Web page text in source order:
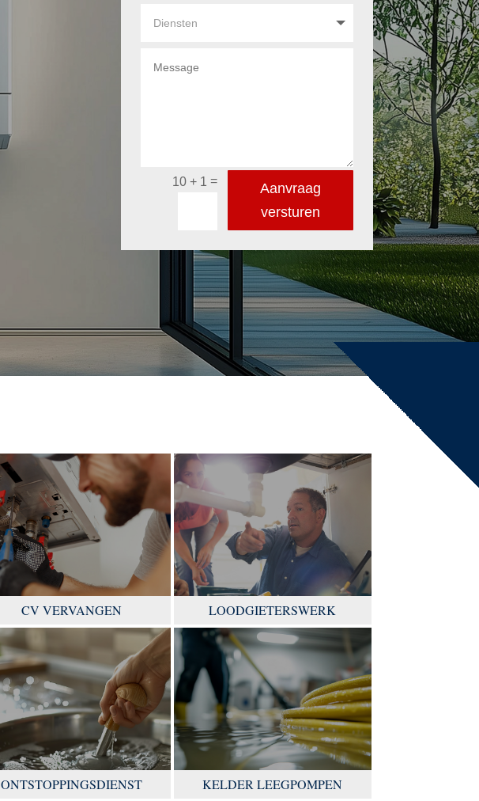
10 + 1 =
Aanvraag
versturen
CV VERVANGEN LOODGIETERSWERK
ONTSTOPPINGSDIENST KELDER LEEGPOMPEN